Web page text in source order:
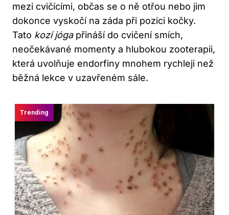
mezi cvičícími, občas se o ně otřou nebo jim
dokonce vyskočí na záda při pozici kočky.
Tato kozí jógapřináší do cvičení smích,
neočekávané momenty a hlubokou zooterapii,
která uvolňuje endorfiny mnohem rychleji než
běžná lekce v uzavřeném sále.